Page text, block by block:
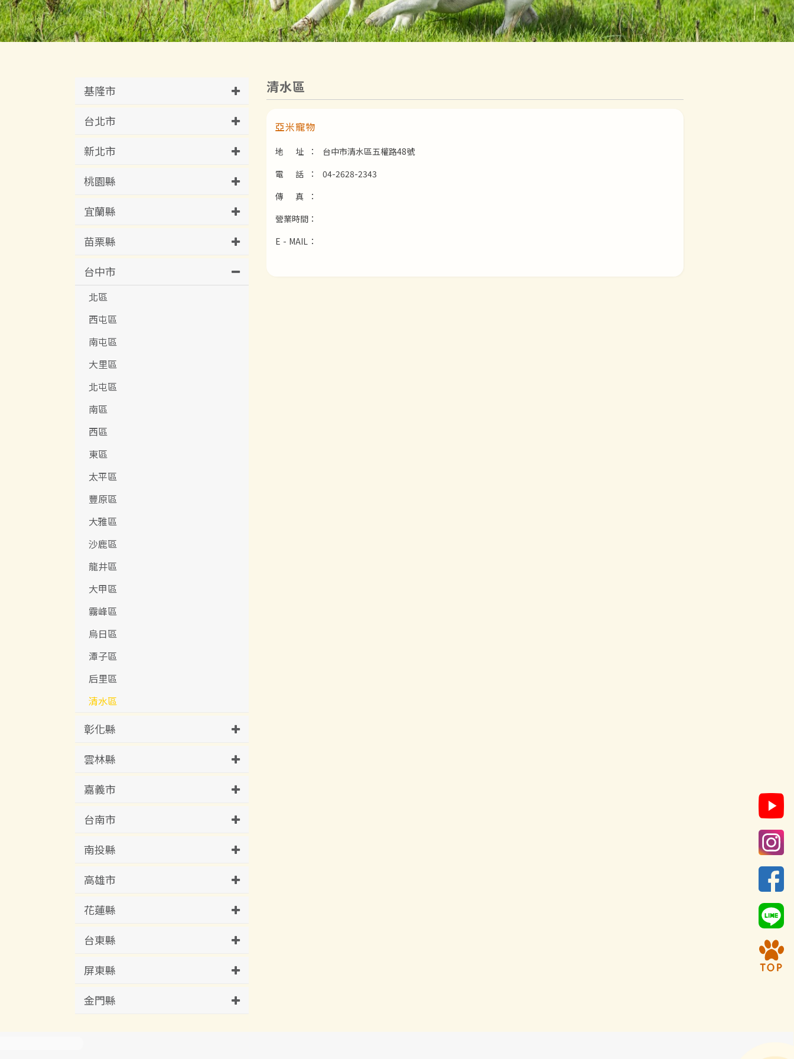
基隆市
台北市
新北市
桃園縣
宜蘭縣
苗栗縣
台中市
北區
西屯區
南屯區
大里區
北屯區
南區
西區
東區
太平區
豐原區
大雅區
沙鹿區
龍井區
大甲區
霧峰區
烏日區
潭子區
后里區
清水區
彰化縣
雲林縣
嘉義市
台南市
南投縣
高雄市
花蓮縣
台東縣
屏東縣
金門縣
清水區
亞米寵物
地 址：
台中市清水區五權路48號
電 話：
04-2628-2343
傳 真：
營業時間：
E - MAIL：